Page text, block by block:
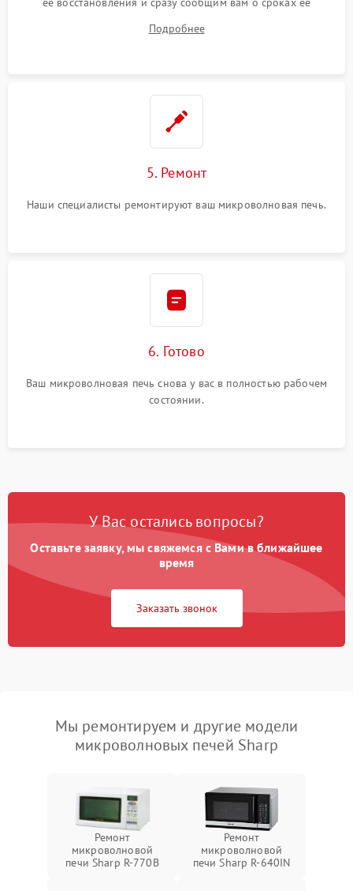
Подробнее
5. Ремонт
Наши специалисты ремонтируют ваш микроволновая печь.
6. Готово
Ваш микроволновая печь снова у вас в полностью рабочем
состоянии.
У Вас остались вопросы?
Оставьте заявку, мы свяжемся с Вами в ближайшее
время
Заказать звонок
Мы ремонтируем и другие модели
микроволновых печей Sharp
Ремонт
микроволновой
печи Sharp R-770B
Ремонт
микроволновой
печи Sharp R-640IN